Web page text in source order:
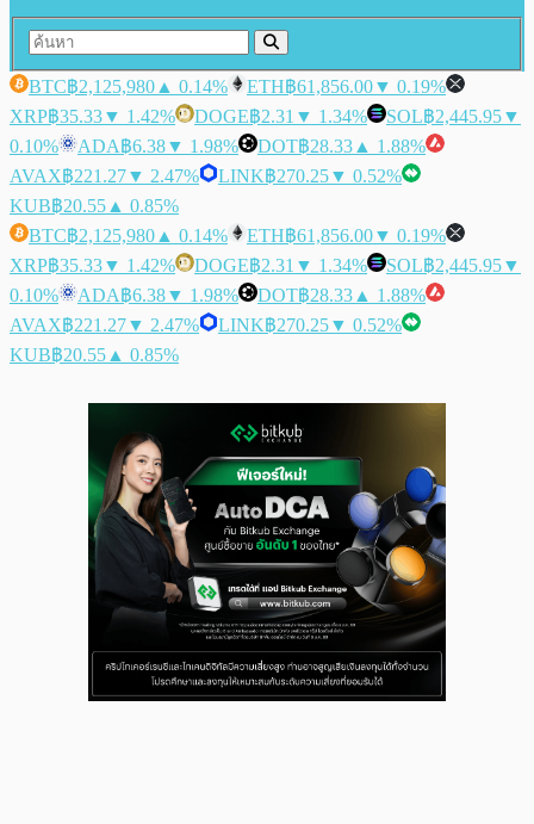
BTC฿2,125,980 ▲ 0.14% ETH฿61,856.00▼ 0.19%
XRP฿35.33▼ 1.42% DOGE฿2.31 ▼ 1.34% SOL฿2,445.95▼
0.10%
ADA฿6.38▼ 1.98% DOT฿28.33 ▲ 1.88%
AVAX฿221.27▼ 2.47% LINK฿270.25▼ 0.52%
KUB฿20.55 ▲ 0.85%
BTC฿2,125,980 ▲ 0.14% ETH฿61,856.00▼ 0.19%
XRP฿35.33▼ 1.42% DOGE฿2.31 ▼ 1.34% SOL฿2,445.95▼
0.10%
ADA฿6.38▼ 1.98% DOT฿28.33 ▲ 1.88%
AVAX฿221.27▼ 2.47% LINK฿270.25▼ 0.52%
KUB฿20.55 ▲ 0.85%